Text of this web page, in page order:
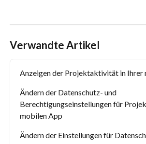
Verwandte Artikel
Anzeigen der Projektaktivität in Ihrer
Ändern der Datenschutz- und
Berechtigungseinstellungen für
mobilen App
Ändern der Einstellungen für